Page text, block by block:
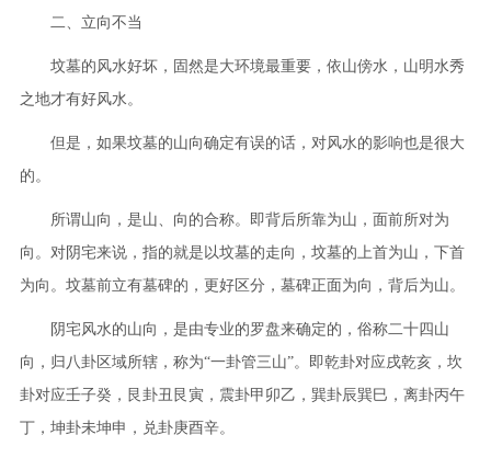
二、立向不当
坟墓的风水好坏，固然是大环境最重要，依山傍水，山明水秀
之地才有好风水。
但是，如果坟墓的山向确定有误的话，对风水的影响也是很大
的。
所谓山向，是山、向的合称。即背后所靠为山，面前所对为
向。对阴宅来说，指的就是以坟墓的走向，坟墓的上首为山，下首
为向。坟墓前立有墓碑的，更好区分，墓碑正面为向，背后为山。
阴宅风水的山向，是由专业的罗盘来确定的，俗称二十四山
向，归八卦区域所辖，称为“一卦管三山”。即乾卦对应戌乾亥，坎
卦对应壬子癸，艮卦丑艮寅，震卦甲卯乙，巽卦辰巽巳，离卦丙午
丁，坤卦未坤申，兑卦庚酉辛。